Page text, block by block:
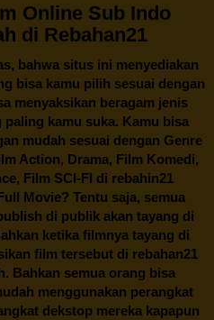
Online Sub Indo
di Rebahan21
bahwa situs ini menyediakan
bisa kamu pilih sesuai dengan
menyaksikan beragam jenis
kamu suka. Kamu bisa
mudah sesuai dengan Genre
Action, Drama, Film Komedi,
Film SCI-FI di rebahin21
Movie? Tentu saja, semua
di publik akan tayang di
ketika filmnya tayang di
film tersebut di rebahan21
Bahkan semua orang bisa
menggunakan perangkat
dekstop mereka kapapun